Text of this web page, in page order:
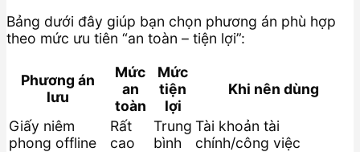
Bảng dưới đây giúp bạn chọn phương án phù hợp
theo mức ưu tiên “an toàn – tiện lợi”:
Phương án
lưu
Mức
an
toàn
Mức
tiện
lợi
Khi nên dùng
Giấy niêm
phong offline
Rất
cao
Trung
bình
Tài khoản tài
chính/công việc